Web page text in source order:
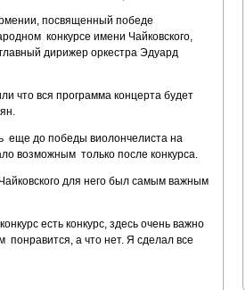
посвященный победе
конкурсе имени Чайковского,
дирижер оркестра Эдуард
что вся программа концерта будет
еще до победы виолончелиста на
возможным только после конкурса.
для него был самым важным
есть конкурс, здесь очень важно
а что нет. Я сделал все